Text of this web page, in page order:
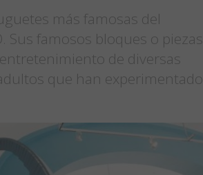
más famosas del
Sus famosos bloques o piezas
de diversas
que han experimentado